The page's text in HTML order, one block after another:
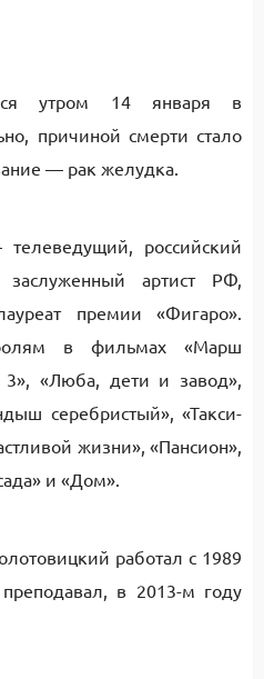
утром 14 января в
причиной смерти стало
— рак желудка.
российский
артист РФ,
премии «Фигаро».
в фильмах «Марш
3», «Люба, дети и завод»,
серебристый», «Такси-
жизни», «Пансион»,
и «Дом».
работал с 1989
в 2013-м году